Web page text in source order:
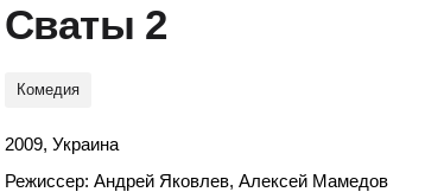
Сваты 2
Комедия
2009, Украина
Режиссер: Андрей Яковлев, Алексей Мамедов